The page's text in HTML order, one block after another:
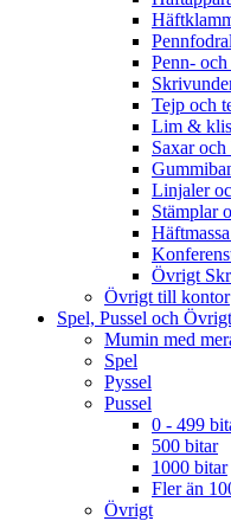
Pennfodral
Penn-
Tejp och
Lim &
Saxar
Linjaler
Stämplar
Övrigt
Övrigt till kontor
Spel, Pussel och Övrigt
Mumin med
Spel
Pyssel
Pussel
0 - 499
500 bitar
1000 bitar
Fler än
Övrigt